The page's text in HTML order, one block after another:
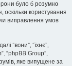
було б розумно
користування
виправлення умов
“вони”, “їхнє”,
“phpBB Group”,
яке випущене за